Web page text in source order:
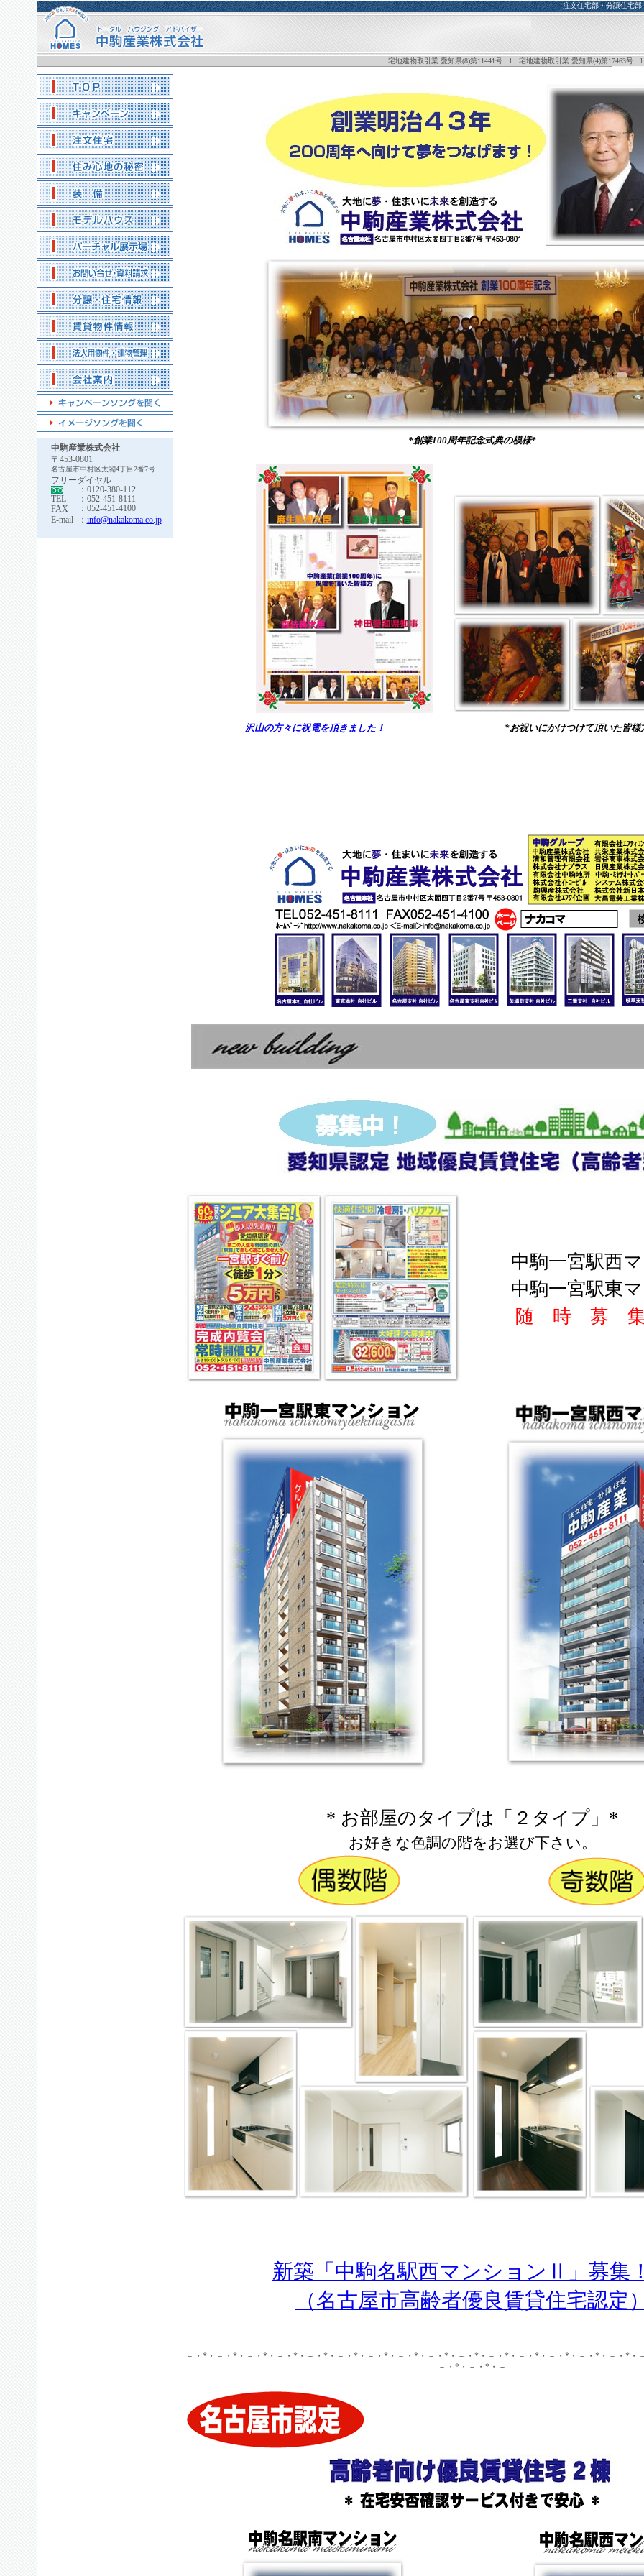
注文住宅部・分譲住宅
宅地建物取引業 愛知県(8)第11441号 l 宅地建物取引業 愛知県(4)第17463
中駒産業株式会社
〒453-0801
名古屋市中村区太閤4丁目2番7号
フリーダイヤル
：0120-380-112
TEL
：052-451-8111
FAX
：052-451-4100
E-mail
： info@nakakoma.co.jp
*創業100周年記念式典の模様*
沢山の方々に祝電を頂きました！ *お祝いにかけつけて頂いた皆様
中駒一宮駅西
中駒一宮駅東
随 時 募
* お部屋のタイプは「２タイプ」*
お好きな色調の階をお選び下さい。
新築「中駒名駅西マンションⅡ」募集
（名古屋市高齢者優良賃貸住宅認定
－・*・－・*・－・*・－・*・－・*・－・*・－・*・－・*・－・*・－・*・－・*・－・*・－・*・－・*・－・*・
－・*・－・*・－